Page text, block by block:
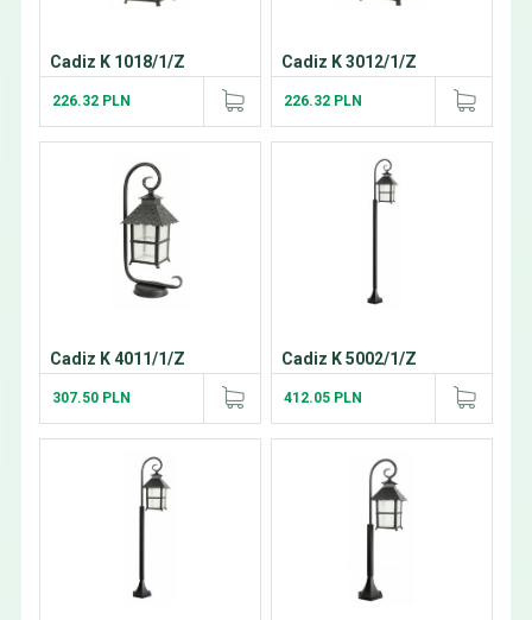
Cadiz K 1018/1/Z
226.32 PLN
Cadiz K 3012/1/Z
226.32 PLN
Cadiz K 4011/1/Z
307.50 PLN
Cadiz K 5002/1/Z
412.05 PLN